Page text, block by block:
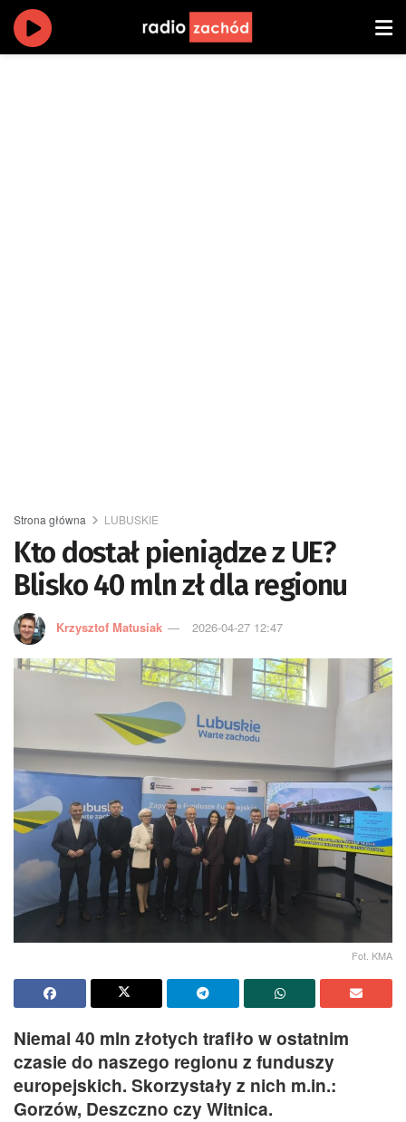
Strona główna LUBUSKIE
Kto dostał pieniądze z UE?
Blisko 40 mln zł dla regionu
Krzysztof Matusiak 2026-04-27 12:47
Fot. KMA
Niemal 40 mln złotych trafiło w ostatnim
czasie do naszego regionu z funduszy
europejskich. Skorzystały z nich m.in.:
Gorzów, Deszczno czy Witnica.